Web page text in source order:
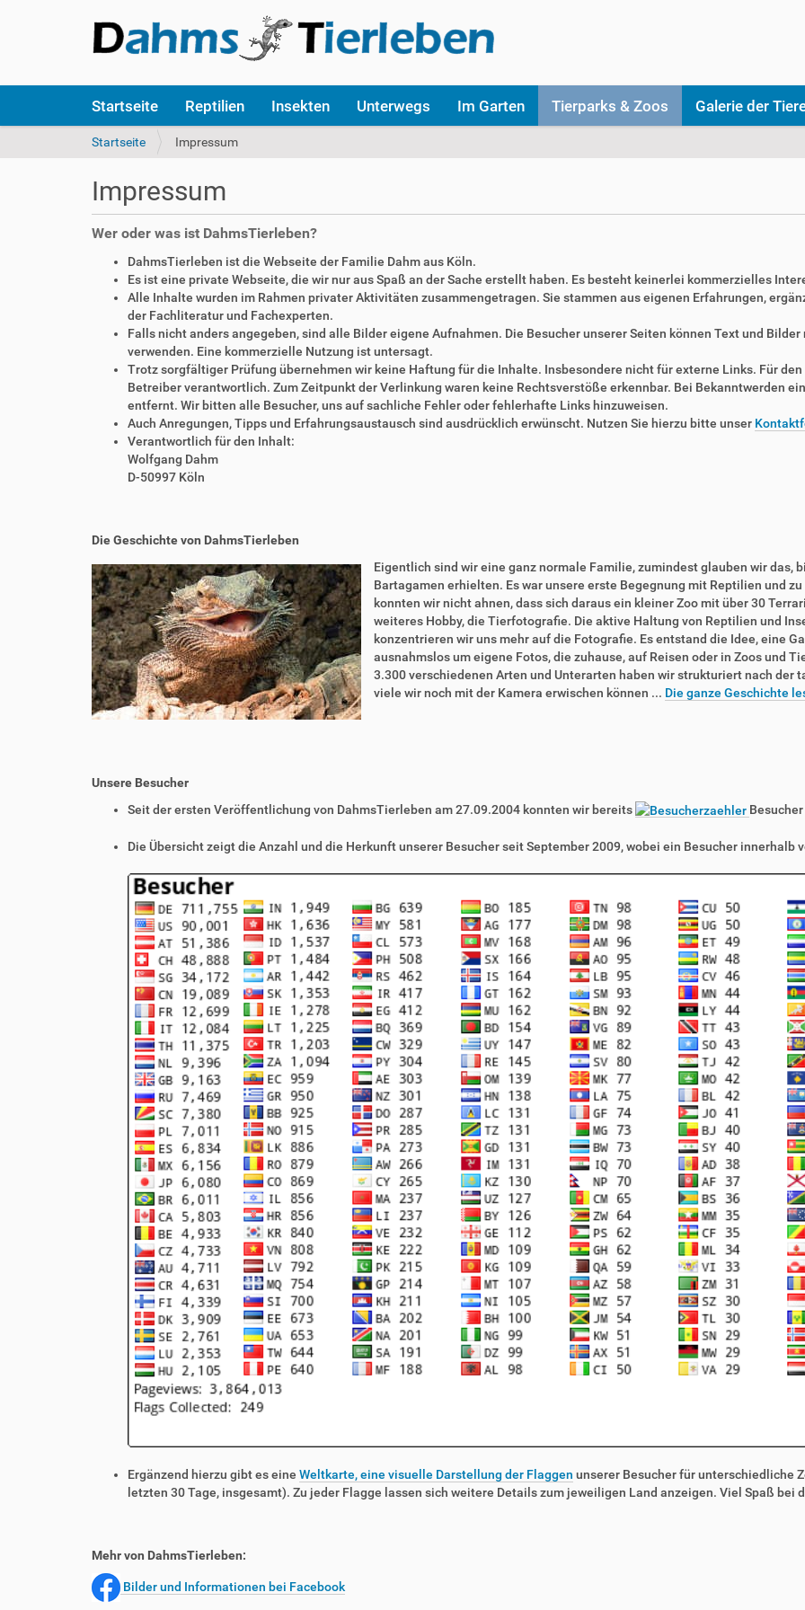
k
Startseite Reptilien Insekten Unterwegs Im Garten Tierparks & Zoos Galerie der
S
i
n
Startseite Impressum
Impressum
Wer oder was ist DahmsTierleben?
DahmsTierleben ist die Webseite der Familie Dahm aus Köln.
Es ist eine private Webseite, die wir nur aus Spaß an der Sache erstellt haben. Es besteht keinerlei kommerzielles
Alle Inhalte wurden im Rahmen privater Aktivitäten zusammengetragen. Sie stammen aus eigenen Erfahrungen,
der Fachliteratur und Fachexperten.
Falls nicht anders angegeben, sind alle Bilder eigene Aufnahmen. Die Besucher unserer Seiten können Text und
verwenden. Eine kommerzielle Nutzung ist untersagt.
Trotz sorgfältiger Prüfung übernehmen wir keine Haftung für die Inhalte. Insbesondere nicht für externe Links. Für
Betreiber verantwortlich. Zum Zeitpunkt der Verlinkung waren keine Rechtsverstöße erkennbar. Bei Bekanntwerden
entfernt. Wir bitten alle Besucher, uns auf sachliche Fehler oder fehlerhafte Links hinzuweisen.
Auch Anregungen, Tipps und Erfahrungsaustausch sind ausdrücklich erwünscht. Nutzen Sie hierzu bitte unser
Verantwortlich für den Inhalt:
Wolfgang Dahm
D-50997 Köln
Die Geschichte von DahmsTierleben
Eigentlich sind wir eine ganz normale Familie, zumindest glauben wir das,
Bartagamen erhielten. Es war unsere erste Begegnung mit Reptilien und
konnten wir nicht ahnen, dass sich daraus ein kleiner Zoo mit über 30
weiteres Hobby, die Tierfotografie. Die aktive Haltung von Reptilien und
konzentrieren wir uns mehr auf die Fotografie. Es entstand die Idee, eine
ausnahmslos um eigene Fotos, die zuhause, auf Reisen oder in Zoos und
3.300 verschiedenen Arten und Unterarten haben wir strukturiert nach der
viele wir noch mit der Kamera erwischen können ... Die ganze Geschichte
Unsere Besucher
Seit der ersten Veröffentlichung von DahmsTierleben am 27.09.2004 konnten wir bereits
Die Übersicht zeigt die Anzahl und die Herkunft unserer Besucher seit September 2009, wobei ein Besucher innerhalb
Ergänzend hierzu gibt es eine Weltkarte, eine visuelle Darstellung der Flaggen unserer Besucher für unterschiedliche
letzten 30 Tage, insgesamt). Zu jeder Flagge lassen sich weitere Details zum jeweiligen Land anzeigen. Viel Spaß bei
Mehr von DahmsTierleben:
Bilder und Informationen bei Facebook